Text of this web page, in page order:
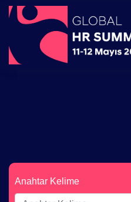
Anahtar Kelime